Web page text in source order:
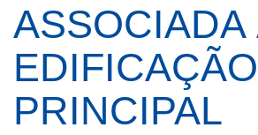
ASSOCIADA
EDIFICAÇÃO
PRINCIPAL